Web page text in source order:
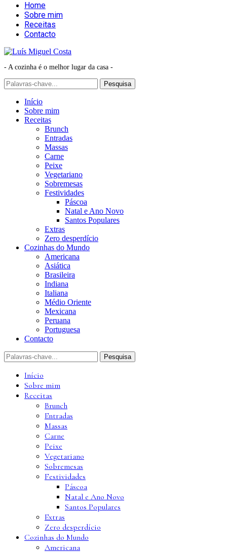
Home
Sobre mim
Receitas
Contacto
- A cozinha é o melhor lugar da casa -
Início
Sobre mim
Receitas
Brunch
Entradas
Massas
Carne
Peixe
Vegetariano
Sobremesas
Festividades
Páscoa
Natal e Ano Novo
Santos Populares
Extras
Zero desperdício
Cozinhas do Mundo
Americana
Asiática
Brasileira
Indiana
Italiana
Médio Oriente
Mexicana
Peruana
Portuguesa
Contacto
Início
Sobre mim
Receitas
Brunch
Entradas
Massas
Carne
Peixe
Vegetariano
Sobremesas
Festividades
Páscoa
Natal e Ano Novo
Santos Populares
Extras
Zero desperdício
Cozinhas do Mundo
Americana